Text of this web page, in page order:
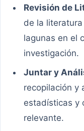
Revisión de
de la
lagunas en el
investigación.
Juntar y
recopilación y
estadísticas y
relevante.